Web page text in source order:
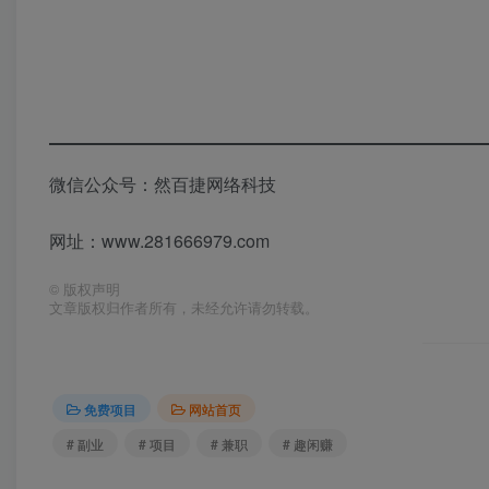
微信公众号：然百捷网络科技
网址：www.281666979.com
© 版权声明
文章版权归作者所有，未经允许请勿转载。
免费项目
网站首页
# 副业
# 项目 # 兼职 # 趣闲赚